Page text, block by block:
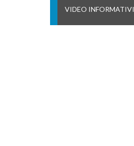
VIDEO INFORMATIVI